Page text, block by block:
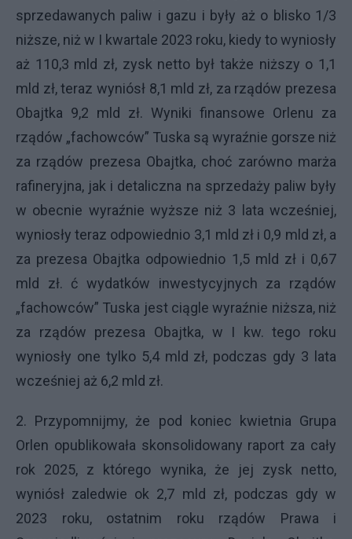
sprzedawanych paliw i gazu i były aż o blisko 1/3
niższe, niż w I kwartale 2023 roku, kiedy to wyniosły
aż 110,3 mld zł, zysk netto był także niższy o 1,1
mld zł, teraz wyniósł 8,1 mld zł, za rządów prezesa
Obajtka 9,2 mld zł. Wyniki finansowe Orlenu za
rządów „fachowców” Tuska są wyraźnie gorsze niż
za rządów prezesa Obajtka, choć zarówno marża
rafineryjna, jak i detaliczna na sprzedaży paliw były
w obecnie wyraźnie wyższe niż 3 lata wcześniej,
wyniosły teraz odpowiednio 3,1 mld zł i 0,9 mld zł, a
za prezesa Obajtka odpowiednio 1,5 mld zł i 0,67
mld zł. ć wydatków inwestycyjnych za rządów
„fachowców” Tuska jest ciągle wyraźnie niższa, niż
za rządów prezesa Obajtka, w I kw. tego roku
wyniosły one tylko 5,4 mld zł, podczas gdy 3 lata
wcześniej aż 6,2 mld zł.
2. Przypomnijmy, że pod koniec kwietnia Grupa
Orlen opublikowała skonsolidowany raport za cały
rok 2025, z którego wynika, że jej zysk netto,
wyniósł zaledwie ok 2,7 mld zł, podczas gdy w
2023 roku, ostatnim roku rządów Prawa i